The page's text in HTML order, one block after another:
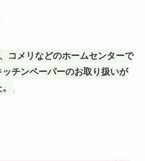
コメリなどのホームセンターで
ッチンペーパーのお取り扱いが